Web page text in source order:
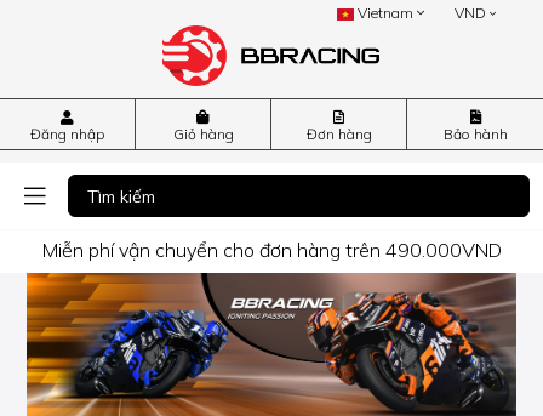
Vietnam VND
Đăng nhập Giỏ hàng Đơn hàng Bảo hành
Miễn phí vận chuyển cho đơn hàng trên 490.000VND